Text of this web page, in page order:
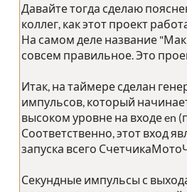
Давайте тогда сделаю
коллег, как этот проект
На самом деле название
совсем правильное. Это
Итак, на таймере сделан
импульсов, который
высоком уровне на входе en
Соответственно, этот вход
запуска всего
Секундные импульсы с